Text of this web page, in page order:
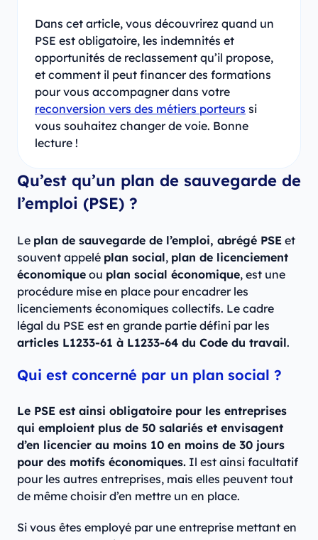
Dans cet article, vous découvrirez quand un
PSE est obligatoire, les indemnités et
opportunités de reclassement qu’il propose,
et comment il peut financer des formations
pour vous accompagner dans votre
reconversion vers des métiers porteurs si
vous souhaitez changer de voie. Bonne
lecture !
Qu’est qu’un plan de sauvegarde de
l’emploi (PSE) ?
Le plan de sauvegarde de l’emploi, abrégé PSE et
souvent appelé plan social, plan de licenciement
économique ou plan social économique, est une
procédure mise en place pour encadrer les
licenciements économiques collectifs. Le cadre
légal du PSE est en grande partie défini par les
articles L1233-61 à L1233-64 du Code du travail.
Qui est concerné par un plan social ?
Le PSE est ainsi obligatoire pour les entreprises
qui emploient plus de 50 salariés et envisagent
d’en licencier au moins 10 en moins de 30 jours
pour des motifs économiques. Il est ainsi facultatif
pour les autres entreprises, mais elles peuvent tout
de même choisir d’en mettre un en place.
Si vous êtes employé par une entreprise mettant en